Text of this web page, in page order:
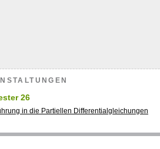
26
in die Partiellen Differentialgleichungen